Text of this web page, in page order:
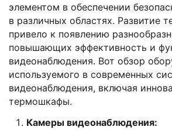
элементом в обеспечении
в различных областях. Развитие
привело к появлению
повышающих эффективность и
видеонаблюдения. Вот обзор
используемого в современных
видеонаблюдения, включая
термошкафы.
Камеры видеонаблюдения: